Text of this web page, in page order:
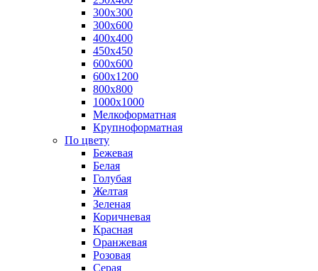
300х300
300х600
400х400
450х450
600х600
600х1200
800х800
1000х1000
Мелкоформатная
Крупноформатная
По цвету
Бежевая
Белая
Голубая
Желтая
Зеленая
Коричневая
Красная
Оранжевая
Розовая
Серая